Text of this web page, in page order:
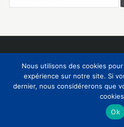
Club
Culture
LE
Nous utilisons des cookies
expérience sur notre site. Si
dernier, nous considérerons que
Ok